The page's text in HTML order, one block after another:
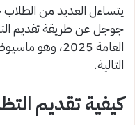
يتساءل العديد من الطلاب
جوجل عن طريقة تقديم
العامة 2025، وهو ماسيوضحه موقع
التالية.
كيفية تقديم